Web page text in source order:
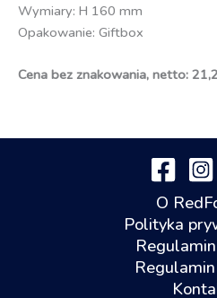
Wymiary: H 160 mm
Opakowanie: Giftbox
Cena bez znakowania, netto:
O
Polityka